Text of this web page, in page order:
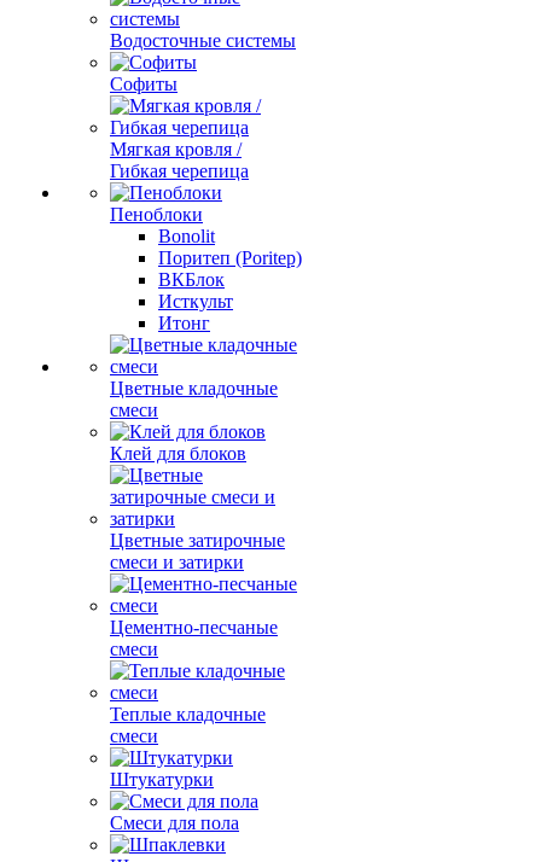
Водосточные системы
Софиты
Мягкая кровля /
Гибкая черепица
Пеноблоки
Bonolit
Поритеп (Poritep)
ВКБлок
Исткульт
Итонг
Цветные кладочные
смеси
Клей для блоков
Цветные затирочные
смеси и затирки
Цементно-песчаные
смеси
Теплые кладочные
смеси
Штукатурки
Смеси для пола